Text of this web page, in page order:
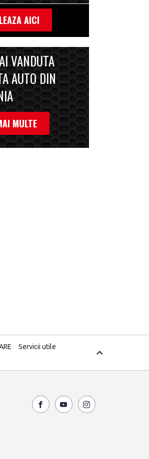
AICI
VANDUTA
AUTO DIN
MULTE
Servicii utile